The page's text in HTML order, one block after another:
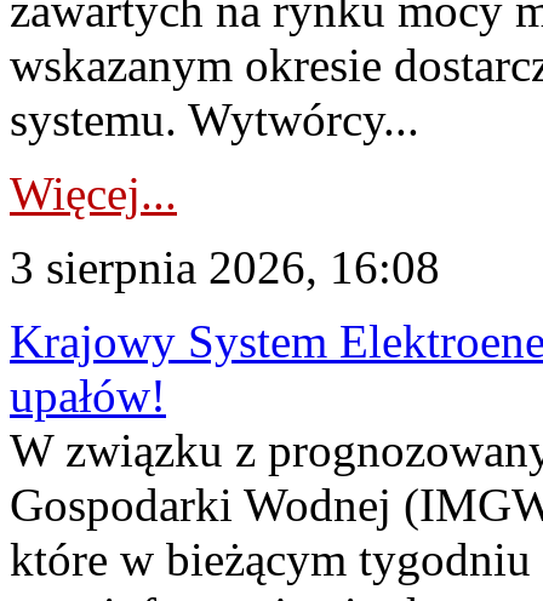
wskazanym okresie
systemu. Wytwórcy...
Więcej...
3 sierpnia 2026, 16:08
Krajowy System
upałów!
W związku z
Gospodarki Wodnej
które w bieżącym tygodniu